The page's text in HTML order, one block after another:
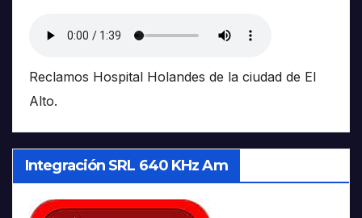
Reclamos Hospital Holandes de la ciudad de El
Alto.
Integración SRL 640 KHz Am